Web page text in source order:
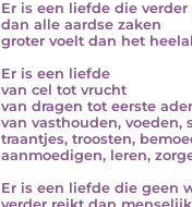
Er is een liefde die verder
dan alle aardse zaken
groter voelt dan het heelal
Er is een liefde
van cel tot vrucht
van dragen tot eerste
van vasthouden, voeden,
traantjes, troosten,
aanmoedigen, leren,
Er is een liefde die geen